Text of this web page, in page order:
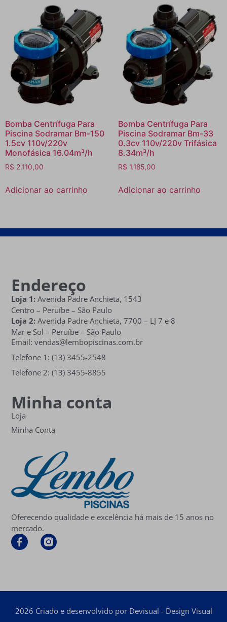
Bomba Centrífuga Para
Piscina Sodramar Bm-150
1.5cv 110v/220v
Monofásica 16.04m³/h
R$ 2.110,00
Adicionar ao carrinho
Bomba Centrífuga Para
Piscina Sodramar Bm-33
0.3cv 110v/220v Trifásica
8.34m³/h
R$ 1.185,00
Adicionar ao carrinho
Oferecendo qualidade e excelência há mais de 15 anos no
mercado.
Minha conta
Loja
Minha Conta
Endereço
Loja 1: Avenida Padre Anchieta, 1543
Centro – Peruíbe – São Paulo
Loja 2: Avenida Padre Anchieta,7700 – LJ 7 e 8
Mar e Sol – Peruíbe – São Paulo
Email: vendas@lembopiscinas.com.br
Telefone 1: (13) 3455-2548
Telefone 2: (13) 3455-8855
2026 Criado e desenvolvido por Devisual - Design Visual